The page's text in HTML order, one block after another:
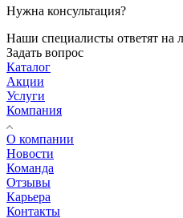
Нужна консультация?
Наши специалисты ответят
Задать вопрос
Каталог
Акции
Услуги
Компания
О компании
Новости
Команда
Отзывы
Карьера
Контакты